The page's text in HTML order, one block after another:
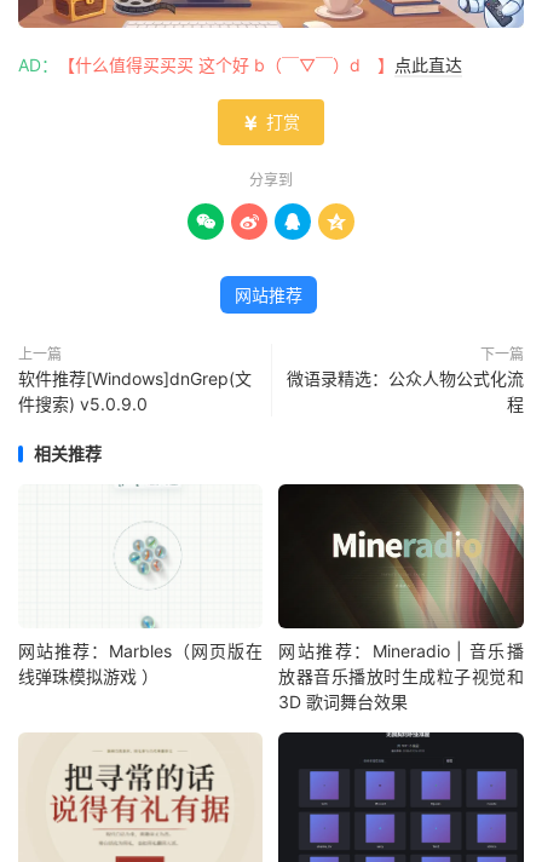
AD： 【什么值得买买买 这个好 b（￣▽￣）d 】 点此直达
 打赏
分享到
   
网站推荐
上一篇
软件推荐[Windows]dnGrep(文
件搜索) v5.0.9.0
下一篇
微语录精选：公众人物公式化流
程
相关推荐
网站推荐：Marbles（网页版在
线弹珠模拟游戏 ）
网站推荐：Mineradio | 音乐播
放器音乐播放时生成粒子视觉和
3D 歌词舞台效果